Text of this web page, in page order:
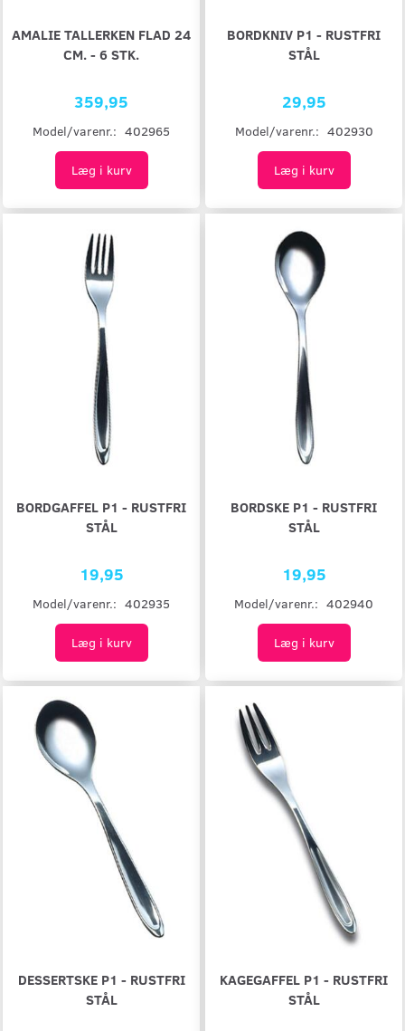
AMALIE TALLERKEN FLAD 24
CM. - 6 STK.
359,95
Model/varenr.: 402965
Læg i kurv
BORDKNIV P1 - RUSTFRI
STÅL
29,95
Model/varenr.: 402930
Læg i kurv
BORDGAFFEL P1 - RUSTFRI
STÅL
19,95
Model/varenr.: 402935
Læg i kurv
BORDSKE P1 - RUSTFRI
STÅL
19,95
Model/varenr.: 402940
Læg i kurv
DESSERTSKE P1 - RUSTFRI
STÅL
KAGEGAFFEL P1 - RUSTFRI
STÅL